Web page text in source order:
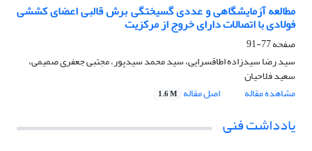
مطالعه آزمایشگاهی و عددی گسیختگی برش قالبی اعضای کششی
فولادی با اتصالات دارای خروج از مرکزیت
صفحه77-91
سید رضا سیدزاده اطاقسرایی، سید محمد سیدپور، مجتبی جعفری صمیمی،
سعید فلاحیان
مشاهده مقاله
اصل مقاله 1.6 M
یادداشت فنی